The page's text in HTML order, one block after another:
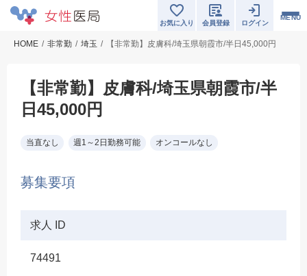
MENU
お気に入り 会員登録 ログイン
HOME 非常勤 埼玉 【非常勤】皮膚科/埼玉県朝霞市/半日45,000円
【非常勤】皮膚科/埼玉県朝霞市/半
日45,000円
当直なし 週1～2日勤務可能 オンコールなし
募集要項
求人 ID
74491